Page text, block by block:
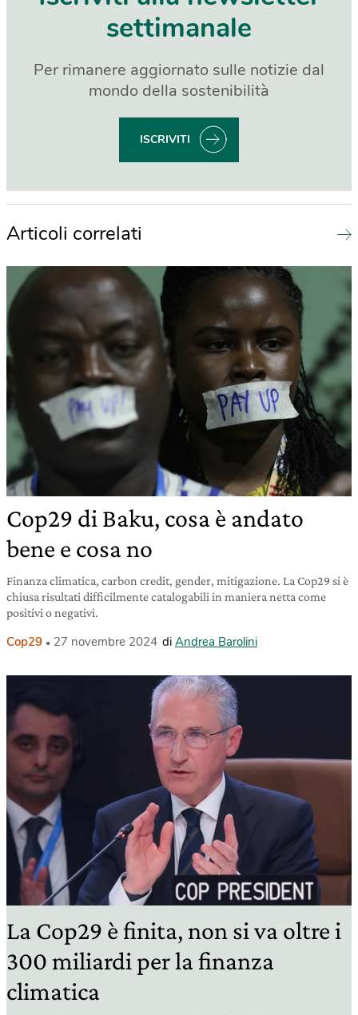
settimanale
Per rimanere aggiornato sulle notizie dal
mondo della sostenibilità
ISCRIVITI
Articoli correlati
Cop29 di Baku, cosa è andato
bene e cosa no
Finanza climatica, carbon credit, gender, mitigazione. La Cop29 si è
chiusa risultati difficilmente catalogabili in maniera netta come
positivi o negativi.
Cop29 27 novembre 2024 di Andrea Barolini
La Cop29 è finita, non si va oltre i
300 miliardi per la finanza
climatica